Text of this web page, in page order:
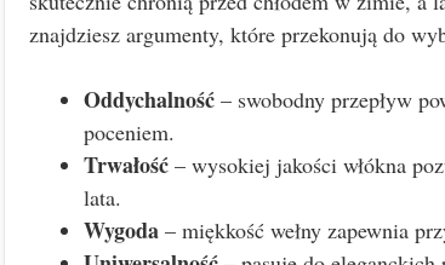
znajdziesz argumenty, które przekonują do
Oddychalność – swobodny przepływ
poceniem.
Trwałość – wysokiej jakości włókna
lata.
Wygoda – miękkość wełny zapewnia